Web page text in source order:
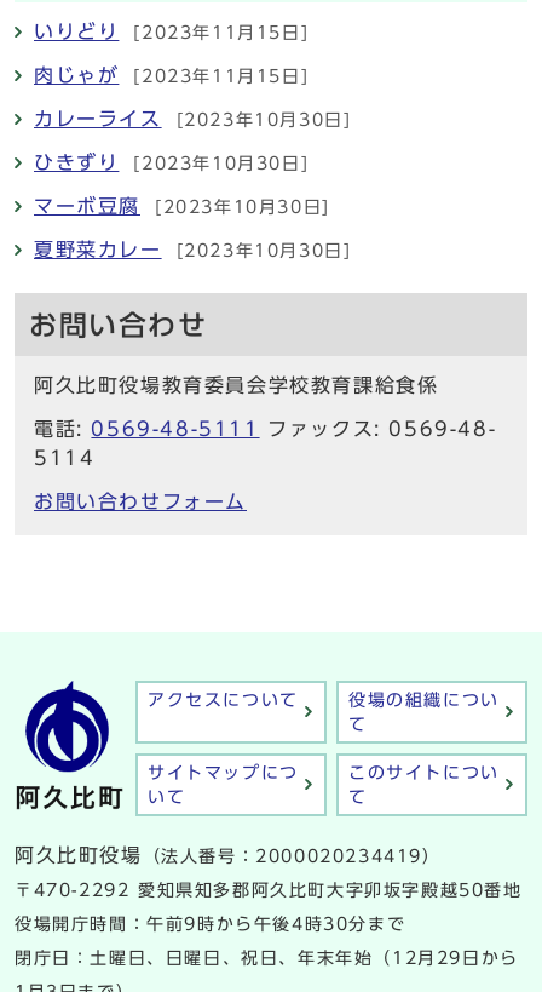
いりどり [2023年11月15日]
肉じゃが [2023年11月15日]
カレーライス [2023年10月30日]
ひきずり [2023年10月30日]
マーボ豆腐 [2023年10月30日]
夏野菜カレー [2023年10月30日]
お問い合わせ
阿久比町役場教育委員会学校教育課給食係
電話: 0569-48-5111
ファックス: 0569-48-
5114
お問い合わせフォーム
アクセスについて
役場の組織につい
て
サイトマップにつ
いて
このサイトについ
て
阿久比町役場
（法人番号：2000020234419）
〒470-2292 愛知県知多郡阿久比町大字卯坂字殿越50番地
役場開庁時間：午前9時から午後4時30分まで
閉庁日：土曜日、日曜日、祝日、年末年始（12月29日から